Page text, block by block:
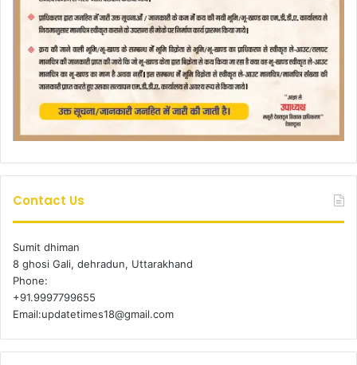
Contact Us
Sumit dhiman
8 ghosi Gali, dehradun, Uttarakhand
Phone:
+91.9997799655
Email:updatetimes18@gmail.com